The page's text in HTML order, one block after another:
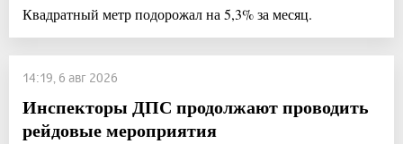
Квадратный метр подорожал на 5,3% за месяц.
14:19, 6 авг 2026
Инспекторы ДПС продолжают проводить
рейдовые мероприятия